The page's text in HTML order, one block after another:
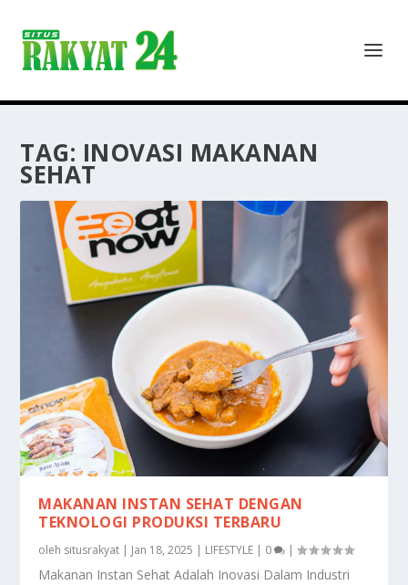
TAG: INOVASI MAKANAN
SEHAT
MAKANAN INSTAN SEHAT DENGAN
TEKNOLOGI PRODUKSI TERBARU
oleh situsrakyat | Jan 18, 2025 | LIFESTYLE | 0 |
Makanan Instan Sehat Adalah Inovasi Dalam Industri